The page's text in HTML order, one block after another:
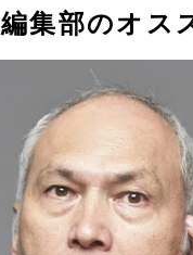
編集部のオス